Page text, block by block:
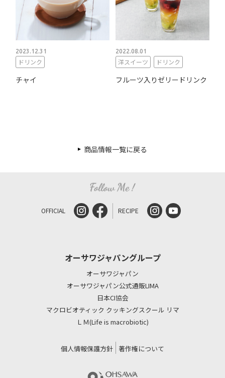
2023.12.31
ドリンク
チャイ
2022.08.01
洋スイーツ ドリンク
フルーツ入りゼリードリンク
商品情報一覧に戻る
OFFICIAL RECIPE
オーサワジャパングループ
オーサワジャパン
オーサワジャパン公式通販LIMA
日本CI協会
マクロビオティック クッキングスクール リマ
ＬＭ(Life is macrobiotic)
個人情報保護方針 著作権について